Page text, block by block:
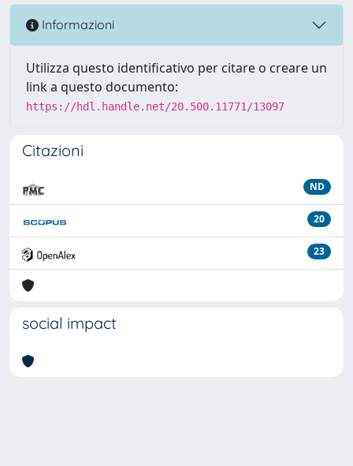
Informazioni
Utilizza questo identificativo per citare o creare un
link a questo documento:
https://hdl.handle.net/20.500.11771/13097
Citazioni
ND
20
23
social impact